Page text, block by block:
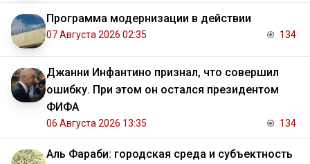
Программа модернизации в действии
07 Августа 2026 02:35 134
Джанни Инфантино признал, что совершил
ошибку. При этом он остался президентом
ФИФА
06 Августа 2026 13:35 134
Аль Фараби: городская среда и субъектность